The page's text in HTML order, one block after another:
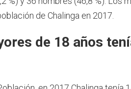
de Chalinga en 2017.
de 18 años